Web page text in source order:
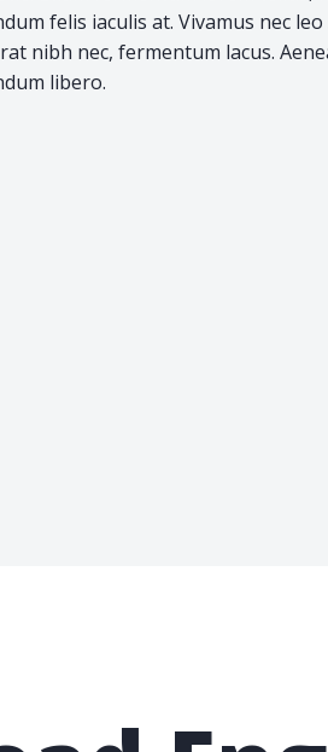
felis iaculis at. Vivamus nec
nibh nec, fermentum lacus.
libero.